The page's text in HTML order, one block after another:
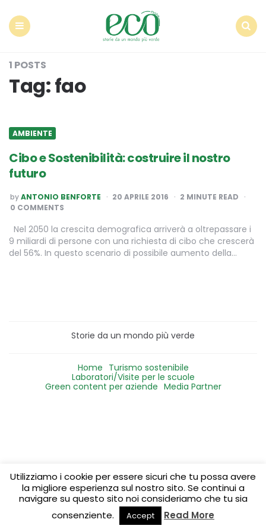
1 POSTS
Tag:fao
AMBIENTE
Cibo e Sostenibilità: costruire il nostro
futuro
POSTED
BY
byANTONIO BENFORTE 20 APRILE 2016 2 MINUTE READ
0 COMMENTS
Nel 2050 la crescita demografica arriverà a oltrepassare i
9 miliardi di persone con una richiesta di cibo che crescerà
del 56%. In questo scenario di possibile aumento della…
Storie da un mondo più verde
Home Turismo sostenibile
Laboratori/Visite per le scuole
Green content per aziende Media Partner
Utilizziamo i cookie per essere sicuri che tu possa avere
la migliore esperienza sul nostro sito. Se continui a
navigare su questo sito noi consideriamo che tu sia
consenziente.
Accept Read More